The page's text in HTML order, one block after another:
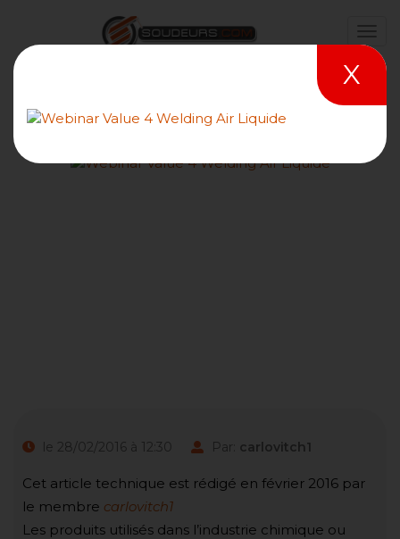
le 28/02/2016 à 12:30 Par: carlovitch1
Cet article technique est rédigé en février 2016 par
le membre carlovitch1
Les produits utilisés dans l’industrie chimique ou
X